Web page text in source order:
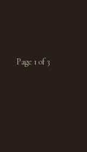
Page 1 of 3